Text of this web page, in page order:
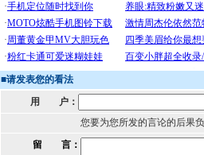
■请发表您的看法
用 户：
您要为您所发的言论的后果
留 言：